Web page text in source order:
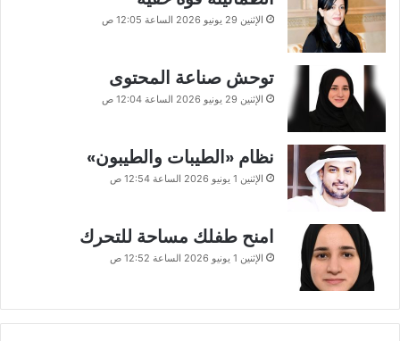
الإثنين 29 يونيو 2026 الساعة 12:05 ص
توحش صناعة المحتوى
الإثنين 29 يونيو 2026 الساعة 12:04 ص
نظام «الطيبات والطيبون»
الإثنين 1 يونيو 2026 الساعة 12:54 ص
امنح طفلك مساحة للتحرك
الإثنين 1 يونيو 2026 الساعة 12:52 ص